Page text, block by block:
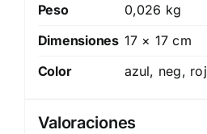
Peso
0,026 kg
Dimensiones 17 × 17 cm
Color
azul, neg, roj
Valoraciones